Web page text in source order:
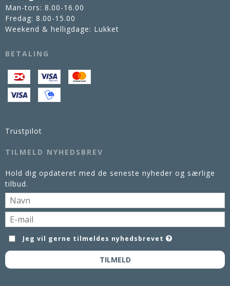
Man-tors: 8.00-16.00
Fredag: 8.00-15.00
Weekend & helligdage: Lukket
BETALING
Trustpilot
TILMELD NYHEDSBREV
Hold dig opdateret med de seneste nyheder og særlige
tilbud.
Jeg vil gerne tilmeldes nyhedsbrevet
TILMELD